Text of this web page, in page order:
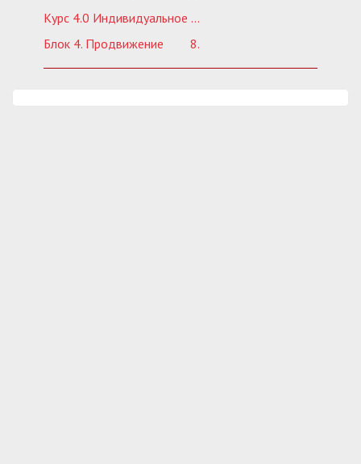
Курс 4.0 Индивидуальное обучение
Блок 4. Продвижение
8.